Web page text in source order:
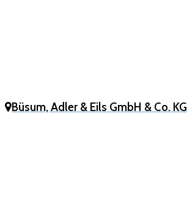
Büsum, Adler & Eils GmbH & Co. KG